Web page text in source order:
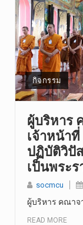
กิจกรรม
ผู้บริหาร
เจ้าหน้า
ปฏิบัติวิปั
เป็นพระ
socmcu
ผู้บริหาร คณาจ
READ MORE